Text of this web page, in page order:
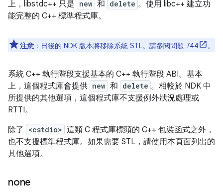
上，libstdc++ 只是 new 和 delete 。使用 libc++ 建立功
能完整的 C++ 標準程式庫。
注意 ： 日後的 NDK 版本將移除系統 STL。請參閱問題 744 。
系統 C++ 執行階段支援基本的 C++ 執行階段 ABI。基本
上，這個程式庫會提供 new 和 delete 。相較於 NDK 中
所提供的其他選項，這個程式庫不支援例外狀況處理或
RTTI。
除了
<cstdio> 這類 C 程式庫標頭的 C++ 包裝函式之外，
也不支援標準程式庫。如果需要 STL，請使用本頁面列出的
其他選項。
none